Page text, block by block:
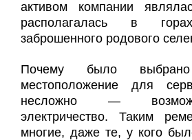
активом компании
располагалась в
заброшенного родового
Почему было
местоположение для
несложно —
электричество. Таким
многие, даже те, у кого